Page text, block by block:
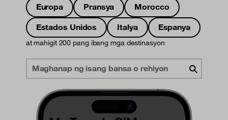
Europa Pransya
Morocco
Estados Unidos
Italya Espanya
at mahigit 200 pang ibang mga destinasyon